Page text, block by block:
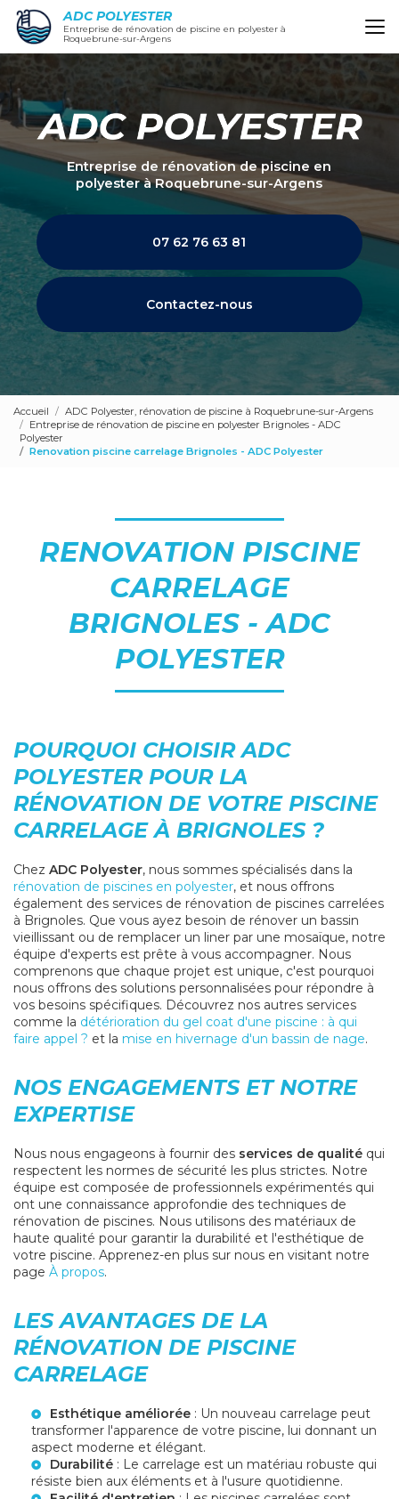
Aller
contenu
principal
ADC POLYESTER
Entreprise de rénovation de piscine en polyester à
Roquebrune-sur-Argens
Entreprise de rénovation de piscine en
polyesterà Roquebrune-sur-Argens
07 62 76 63 81
Contactez-nous
Accueil
ADC Polyester, rénovation de piscine à Roquebrune-sur-Argens
Entreprise de rénovation de piscine en polyester Brignoles - ADC
Polyester
Renovation piscine carrelage Brignoles - ADC Polyester
RENOVATION PISCINE
CARRELAGE
BRIGNOLES - ADC
POLYESTER
POURQUOI CHOISIR ADC
POLYESTER POUR LA
RÉNOVATION DE VOTRE PISCINE
CARRELAGE À BRIGNOLES ?
Chez ADC Polyester, nous sommes spécialisés dans la
rénovation de piscines en polyester, et nous offrons
également des services de rénovation de piscines carrelées
à Brignoles. Que vous ayez besoin de rénover un bassin
vieillissant ou de remplacer un liner par une mosaïque, notre
équipe d'experts est prête à vous accompagner. Nous
comprenons que chaque projet est unique, c'est pourquoi
nous offrons des solutions personnalisées pour répondre à
vos besoins spécifiques. Découvrez nos autres services
comme la détérioration du gel coat d'une piscine : à qui
faire appel ? et la mise en hivernage d'un bassin de nage.
NOS ENGAGEMENTS ET NOTRE
EXPERTISE
Nous nous engageons à fournir des services de qualité qui
respectent les normes de sécurité les plus strictes. Notre
équipe est composée de professionnels expérimentés qui
ont une connaissance approfondie des techniques de
rénovation de piscines. Nous utilisons des matériaux de
haute qualité pour garantir la durabilité et l'esthétique de
votre piscine. Apprenez-en plus sur nous en visitant notre
page À propos.
LES AVANTAGES DE LA
RÉNOVATION DE PISCINE
CARRELAGE
Esthétique améliorée : Un nouveau carrelage peut
transformer l'apparence de votre piscine, lui donnant un
aspect moderne et élégant.
Durabilité : Le carrelage est un matériau robuste qui
résiste bien aux éléments et à l'usure quotidienne.